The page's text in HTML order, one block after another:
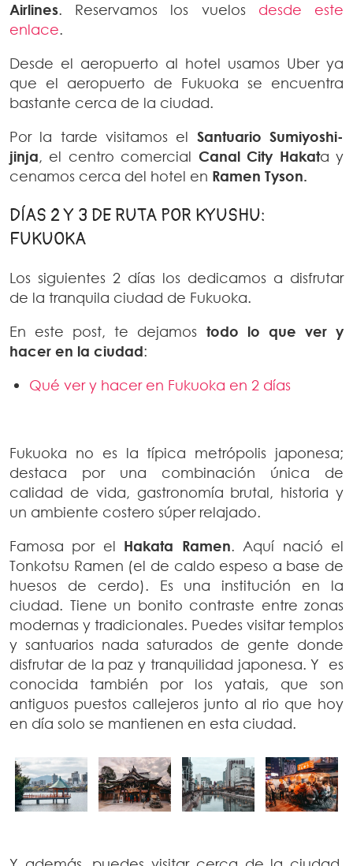
Airlines. Reservamos los vuelos desde este
enlace.
Desde el aeropuerto al hotel usamos Uber ya
que el aeropuerto de Fukuoka se encuentra
bastante cerca de la ciudad.
Por la tarde visitamos el Santuario Sumiyoshi-
jinja, el centro comercial Canal City Hakata y
cenamos cerca del hotel en Ramen Tyson.
DÍAS 2 Y 3 DE RUTA POR KYUSHU:
FUKUOKA
Los siguientes 2 días los dedicamos a disfrutar
de la tranquila ciudad de Fukuoka.
En este post, te dejamos todo lo que ver y
hacer en la ciudad:
Qué ver y hacer en Fukuoka en 2 días
Fukuoka no es la típica metrópolis japonesa;
destaca por una combinación única de
calidad de vida, gastronomía brutal, historia y
un ambiente costero súper relajado.
Famosa por el Hakata Ramen. Aquí nació el
Tonkotsu Ramen (el de caldo espeso a base de
huesos de cerdo). Es una institución en la
ciudad. Tiene un bonito contraste entre zonas
modernas y tradicionales. Puedes visitar templos
y santuarios nada saturados de gente donde
disfrutar de la paz y tranquilidad japonesa. Y es
conocida también por los yatais, que son
antiguos puestos callejeros junto al rio que hoy
en día solo se mantienen en esta ciudad.